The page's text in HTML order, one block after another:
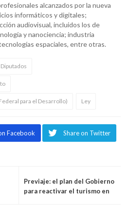
alcanzados por la nueva
informáticos y digitales;
audiovisual, incluidos los de
y nanociencia; industria
espaciales, entre otras.
para el Desarrollo) Ley
Facebook Share on Twitter
Previaje: el plan del Gobierno
para reactivar el turismo en